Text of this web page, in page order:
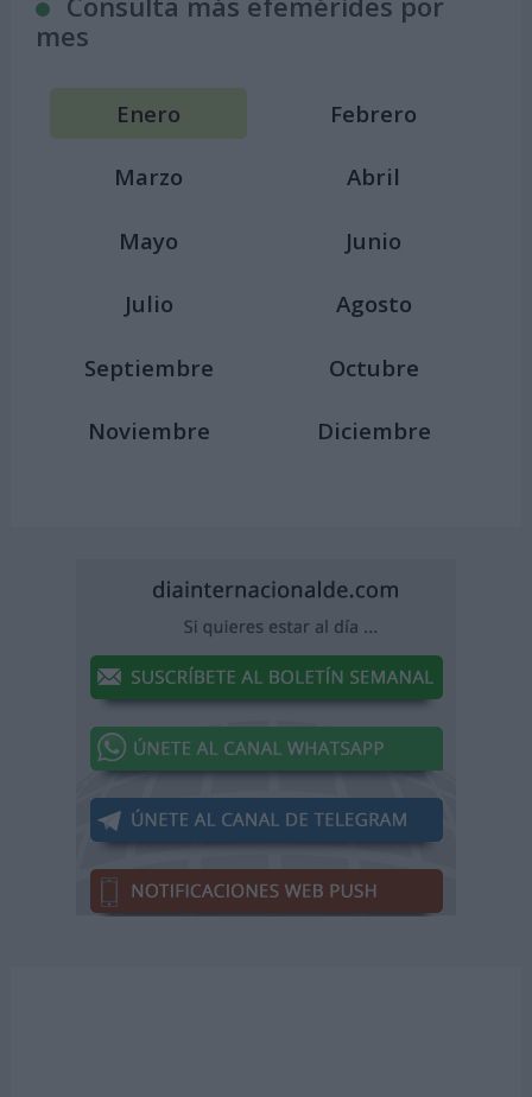
mes
Enero Febrero
Marzo Abril
Mayo Junio
Julio Agosto
Septiembre Octubre
Noviembre Diciembre